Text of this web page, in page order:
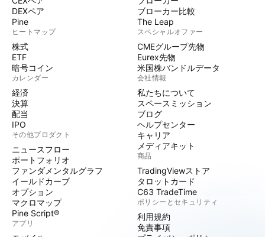
DEXペア
Pine
ヒートマップ
株式
ETF
暗号コイン
カレンダー
経済
決算
配当
IPO
その他プロダクト
ニュースフロー
ポートフォリオ
ファンダメンタルグラフ
イールドカーブ
オプション
マクロマップ
Pine Script®
アプリ
ブローカー比較
The Leap
スペシャルオファー
CMEグループ先物
Eurex先物
米国株バンドルデータ
会社情報
私たちについて
スペースミッション
ブログ
ヘルプセンター
キャリア
メディアキット
商品
TradingViewストア
タロットカード
C63 TradeTime
ポリシーとセキュリティ
利用規約
免責事項